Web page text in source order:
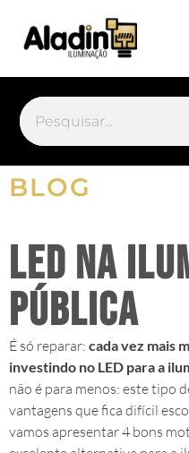
BLOG
LED na
pública
É só reparar: cada vez mais
investindo no LED para a
não é para menos: este tipo
vantagens que fica difícil
vamos apresentar 4 bons